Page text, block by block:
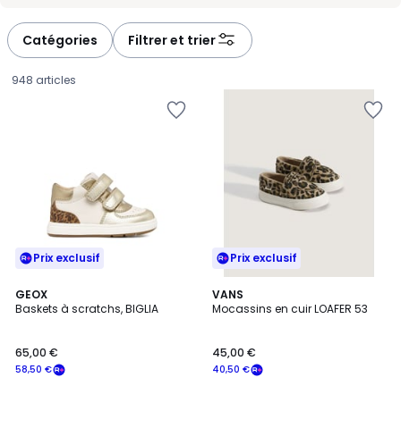
Catégories Filtrer et trier
948 articles
Prix exclusif
GEOX
Baskets à scratchs, BIGLIA
€
souscrivez
58,50 €
65,00 €
Prix exclusif
VANS
Mocassins en cuir LOAFER 53
40,50 €
45,00 €